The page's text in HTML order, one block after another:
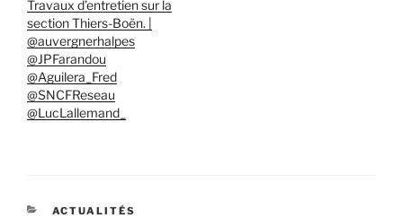
Travaux d’entretien sur la
section Thiers-Boën. |
@auvergnerhalpes
@JPFarandou
@Aguilera_Fred
@SNCFReseau
@LucLallemand_
CATÉGORIES
ACTUALITÉS